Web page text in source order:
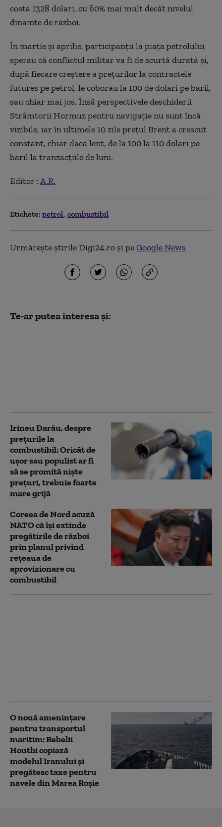
costa 1328 dolari, cu 60% mai mult decât nivelul
dinainte de război.
În martie și aprilie, participanții la piața petrolului
sperau că conflictul militar va fi de scurtă durată și,
după fiecare creștere a prețurilor la contractele
futures pe petrol, le coborau la 100 de dolari pe baril,
sau chiar mai jos. Însă perspectivele deschiderii
Strâmtorii Hormuz pentru navigație nu sunt încă
vizibile, iar în ultimele 10 zile prețul Brent a crescut
constant, chiar dacă lent, de la 100 la 110 dolari pe
baril la tranzacțiile de luni.
Editor :A.R.
Etichete: petrol combustibil
Urmărește știrile Digi24.ro și peGoogle News
Te-ar putea interesa și:
Irineu Darău, despre
preţurile la
combustibil: Oricât de
uşor sau populist ar fi
să se promită nişte
preţuri, trebuie foarte
mare grijă
Coreea de Nord acuză
NATO că își extinde
pregătirile de război
prin planul privind
rețeaua de
aprovizionare cu
combustibil
O nouă amenințare
pentru transportul
maritim: Rebelii
Houthi copiază
modelul Iranului și
pregătesc taxe pentru
navele din Marea Roșie